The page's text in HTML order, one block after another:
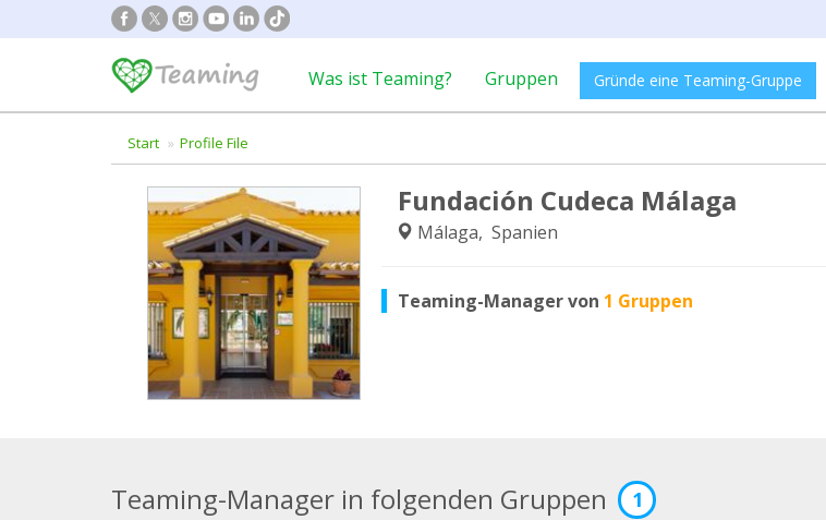
Was ist Teaming? Gruppen Gründe eine Teaming-Gruppe
Start Profile File
Fundación Cudeca Málaga
Málaga, Spanien
Teaming-Manager von 1 Gruppen
Teaming-Manager in folgenden Gruppen 1